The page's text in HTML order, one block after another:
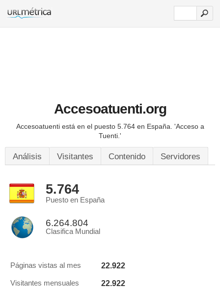
Accesoatuenti.org
Accesoatuenti está en el puesto 5.764 en España. 'Acceso a
Tuenti.'
Análisis Visitantes Contenido Servidores
5.764
Puesto en España
6.264.804
Clasifica Mundial
Páginas vistas al mes 22.922
Visitantes mensuales 22.922